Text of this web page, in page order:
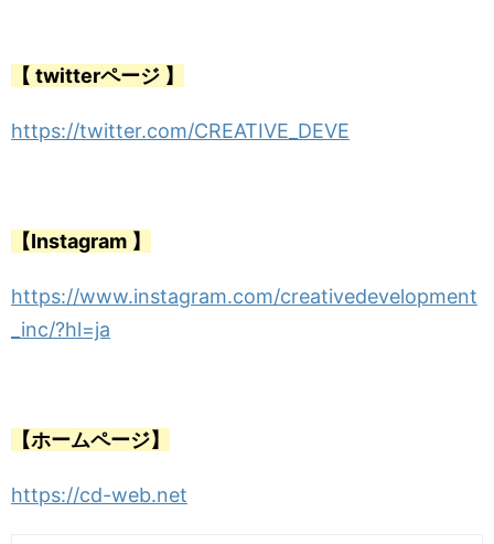
【 twitterページ 】
https://twitter.com/CREATIVE_DEVE
【Instagram 】
https://www.instagram.com/creativedevelopment
_inc/?hl=ja
【ホームページ】
https://cd-web.net